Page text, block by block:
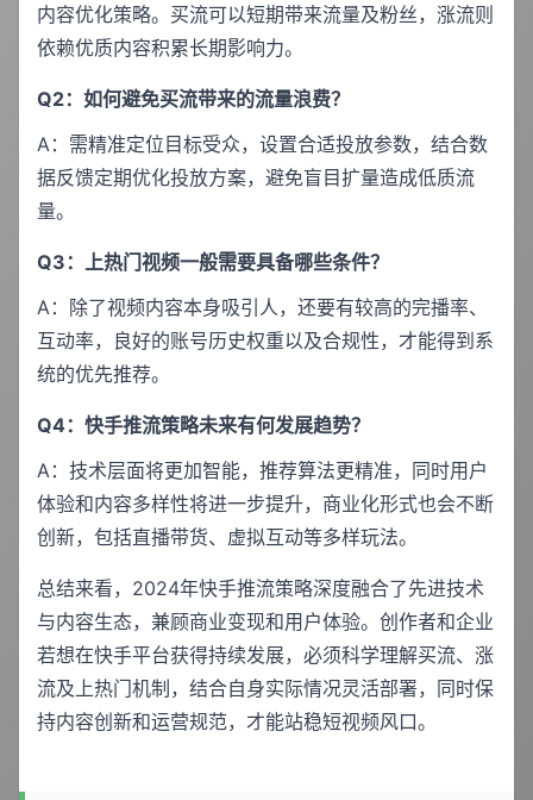
内容优化策略。买流可以短期带来流量及粉丝，涨流则
依赖优质内容积累长期影响力。
Q2：如何避免买流带来的流量浪费？
A：需精准定位目标受众，设置合适投放参数，结合数
据反馈定期优化投放方案，避免盲目扩量造成低质流
量。
Q3：上热门视频一般需要具备哪些条件？
A：除了视频内容本身吸引人，还要有较高的完播率、
互动率，良好的账号历史权重以及合规性，才能得到系
统的优先推荐。
Q4：快手推流策略未来有何发展趋势？
A：技术层面将更加智能，推荐算法更精准，同时用户
体验和内容多样性将进一步提升，商业化形式也会不断
创新，包括直播带货、虚拟互动等多样玩法。
总结来看，2024年快手推流策略深度融合了先进技术
与内容生态，兼顾商业变现和用户体验。创作者和企业
若想在快手平台获得持续发展，必须科学理解买流、涨
流及上热门机制，结合自身实际情况灵活部署，同时保
持内容创新和运营规范，才能站稳短视频风口。